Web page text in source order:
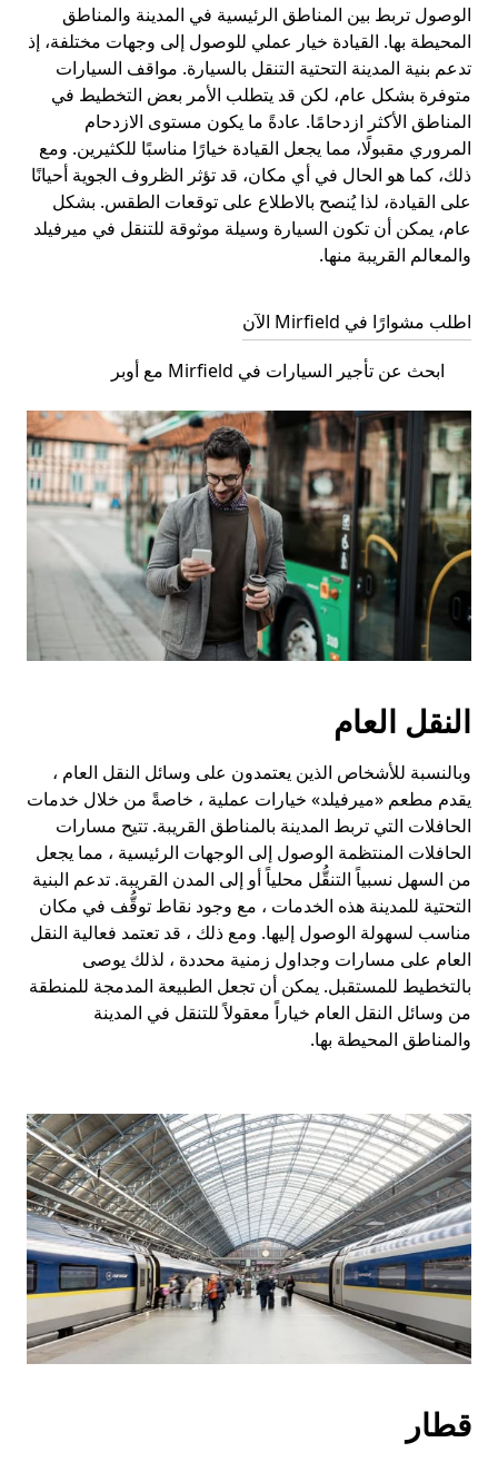
الوصول تربط بين المناطق الرئيسية في المدينة والمناطق
المحيطة بها. القيادة خيار عملي للوصول إلى وجهات مختلفة، إذ
تدعم بنية المدينة التحتية التنقل بالسيارة. مواقف السيارات
متوفرة بشكل عام، لكن قد يتطلب الأمر بعض التخطيط في
المناطق الأكثر ازدحامًا. عادةً ما يكون مستوى الازدحام
المروري مقبولًا، مما يجعل القيادة خيارًا مناسبًا للكثيرين. ومع
ذلك، كما هو الحال في أي مكان، قد تؤثر الظروف الجوية أحيانًا
على القيادة، لذا يُنصح بالاطلاع على توقعات الطقس. بشكل
عام، يمكن أن تكون السيارة وسيلة موثوقة للتنقل في ميرفيلد
والمعالم القريبة منها.
اطلب مشوارًا في Mirfield الآن
ابحث عن تأجير السيارات في Mirfield مع أوبر
النقل العام
وبالنسبة للأشخاص الذين يعتمدون على وسائل النقل العام ،
يقدم مطعم «ميرفيلد» خيارات عملية ، خاصةً من خلال خدمات
الحافلات التي تربط المدينة بالمناطق القريبة. تتيح مسارات
الحافلات المنتظمة الوصول إلى الوجهات الرئيسية ، مما يجعل
من السهل نسبياً التنقُّل محلياً أو إلى المدن القريبة. تدعم البنية
التحتية للمدينة هذه الخدمات ، مع وجود نقاط توقُّف في مكان
مناسب لسهولة الوصول إليها. ومع ذلك ، قد تعتمد فعالية النقل
العام على مسارات وجداول زمنية محددة ، لذلك يوصى
بالتخطيط للمستقبل. يمكن أن تجعل الطبيعة المدمجة للمنطقة
من وسائل النقل العام خياراً معقولاً للتنقل في المدينة
والمناطق المحيطة بها.
قطار